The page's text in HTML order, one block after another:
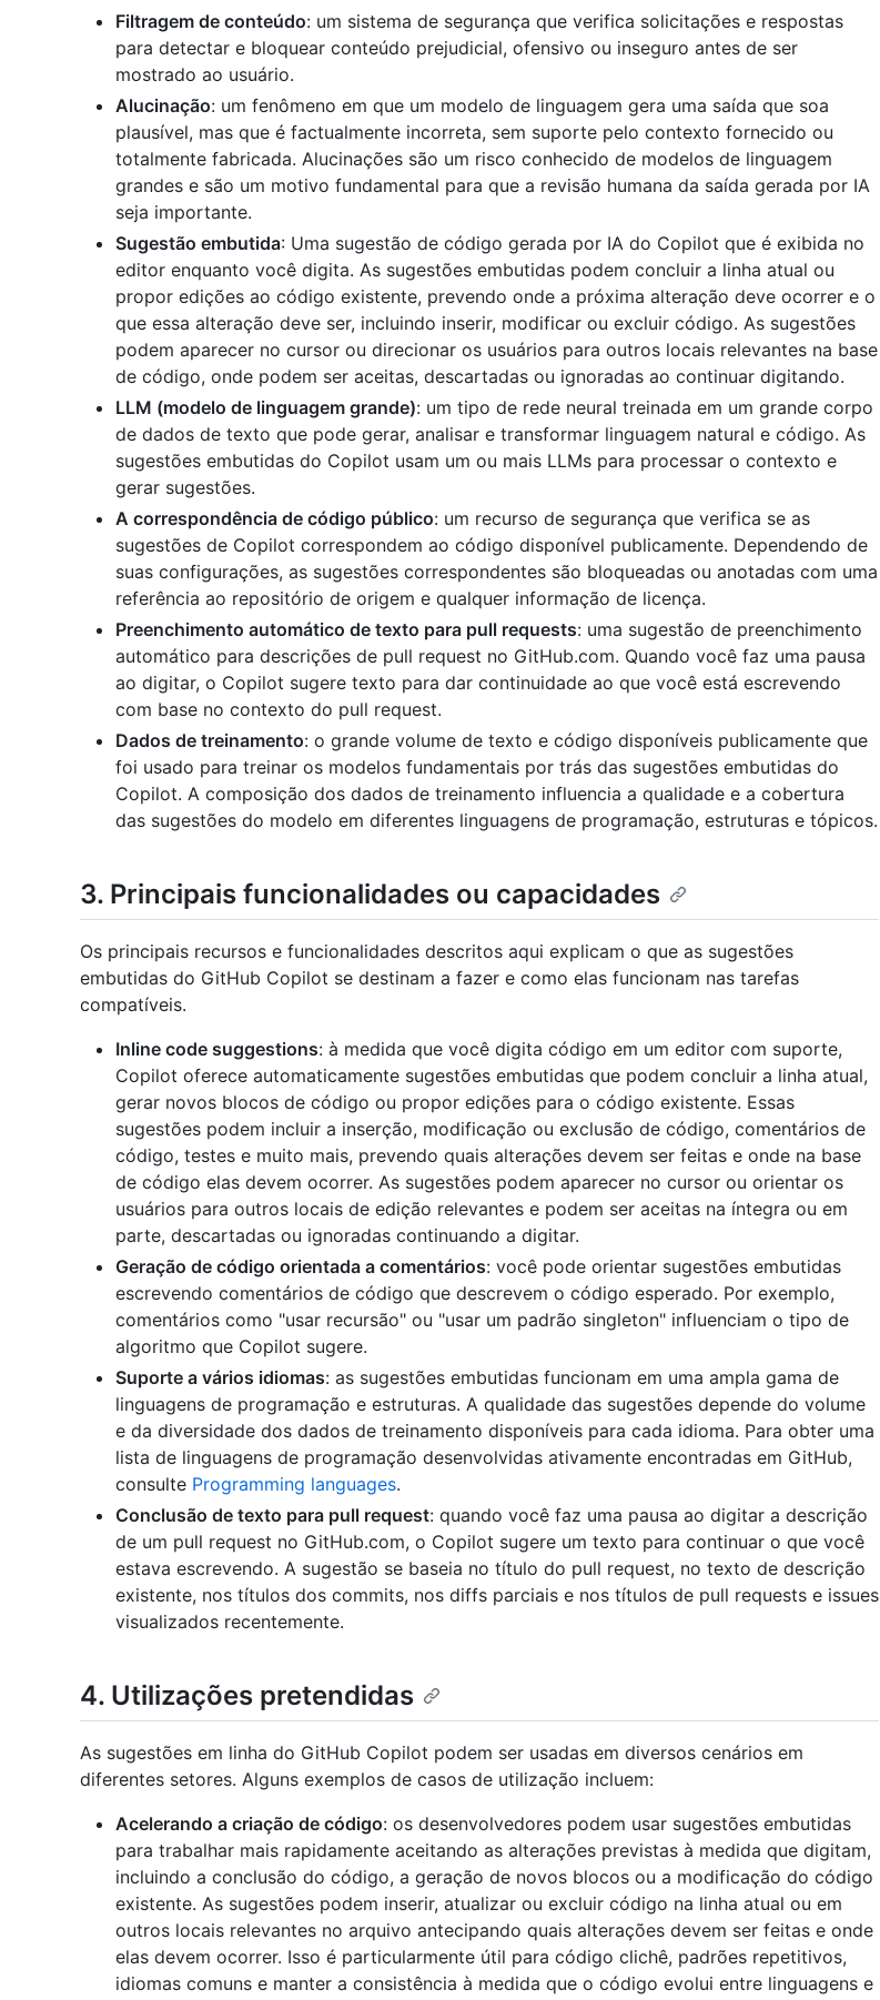
Filtragem de conteúdo: um sistema de segurança que verifica solicitações e respostas
para detectar e bloquear conteúdo prejudicial, ofensivo ou inseguro antes de ser
mostrado ao usuário.
Alucinação: um fenômeno em que um modelo de linguagem gera uma saída que soa
plausível, mas que é factualmente incorreta, sem suporte pelo contexto fornecido ou
totalmente fabricada. Alucinações são um risco conhecido de modelos de linguagem
grandes e são um motivo fundamental para que a revisão humana da saída gerada por IA
seja importante.
Sugestão embutida: Uma sugestão de código gerada por IA do Copilot que é exibida no
editor enquanto você digita. As sugestões embutidas podem concluir a linha atual ou
propor edições ao código existente, prevendo onde a próxima alteração deve ocorrer e o
que essa alteração deve ser, incluindo inserir, modificar ou excluir código. As sugestões
podem aparecer no cursor ou direcionar os usuários para outros locais relevantes na base
de código, onde podem ser aceitas, descartadas ou ignoradas ao continuar digitando.
LLM (modelo de linguagem grande): um tipo de rede neural treinada em um grande corpo
de dados de texto que pode gerar, analisar e transformar linguagem natural e código. As
sugestões embutidas do Copilot usam um ou mais LLMs para processar o contexto e
gerar sugestões.
A correspondência de código público: um recurso de segurança que verifica se as
sugestões de Copilot correspondem ao código disponível publicamente. Dependendo de
suas configurações, as sugestões correspondentes são bloqueadas ou anotadas com uma
referência ao repositório de origem e qualquer informação de licença.
Preenchimento automático de texto para pull requests: uma sugestão de preenchimento
automático para descrições de pull request no GitHub.com. Quando você faz uma pausa
ao digitar, o Copilot sugere texto para dar continuidade ao que você está escrevendo
com base no contexto do pull request.
Dados de treinamento: o grande volume de texto e código disponíveis publicamente que
foi usado para treinar os modelos fundamentais por trás das sugestões embutidas do
Copilot. A composição dos dados de treinamento influencia a qualidade e a cobertura
das sugestões do modelo em diferentes linguagens de programação, estruturas e tópicos.
3. Principais funcionalidades ou capacidades
Os principais recursos e funcionalidades descritos aqui explicam o que as sugestões
embutidas do GitHub Copilot se destinam a fazer e como elas funcionam nas tarefas
compatíveis.
Inline code suggestions: à medida que você digita código em um editor com suporte,
Copilot oferece automaticamente sugestões embutidas que podem concluir a linha atual,
gerar novos blocos de código ou propor edições para o código existente. Essas
sugestões podem incluir a inserção, modificação ou exclusão de código, comentários de
código, testes e muito mais, prevendo quais alterações devem ser feitas e onde na base
de código elas devem ocorrer. As sugestões podem aparecer no cursor ou orientar os
usuários para outros locais de edição relevantes e podem ser aceitas na íntegra ou em
parte, descartadas ou ignoradas continuando a digitar.
Geração de código orientada a comentários: você pode orientar sugestões embutidas
escrevendo comentários de código que descrevem o código esperado. Por exemplo,
comentários como "usar recursão" ou "usar um padrão singleton" influenciam o tipo de
algoritmo que Copilot sugere.
Suporte a vários idiomas: as sugestões embutidas funcionam em uma ampla gama de
linguagens de programação e estruturas. A qualidade das sugestões depende do volume
e da diversidade dos dados de treinamento disponíveis para cada idioma. Para obter uma
lista de linguagens de programação desenvolvidas ativamente encontradas em GitHub,
consulte Programming languages.
Conclusão de texto para pull request: quando você faz uma pausa ao digitar a descrição
de um pull request no GitHub.com, o Copilot sugere um texto para continuar o que você
estava escrevendo. A sugestão se baseia no título do pull request, no texto de descrição
existente, nos títulos dos commits, nos diffs parciais e nos títulos de pull requests e issues
visualizados recentemente.
4. Utilizações pretendidas
As sugestões em linha do GitHub Copilot podem ser usadas em diversos cenários em
diferentes setores. Alguns exemplos de casos de utilização incluem:
Acelerando a criação de código: os desenvolvedores podem usar sugestões embutidas
para trabalhar mais rapidamente aceitando as alterações previstas à medida que digitam,
incluindo a conclusão do código, a geração de novos blocos ou a modificação do código
existente. As sugestões podem inserir, atualizar ou excluir código na linha atual ou em
outros locais relevantes no arquivo antecipando quais alterações devem ser feitas e onde
elas devem ocorrer. Isso é particularmente útil para código clichê, padrões repetitivos,
idiomas comuns e manter a consistência à medida que o código evolui entre linguagens e